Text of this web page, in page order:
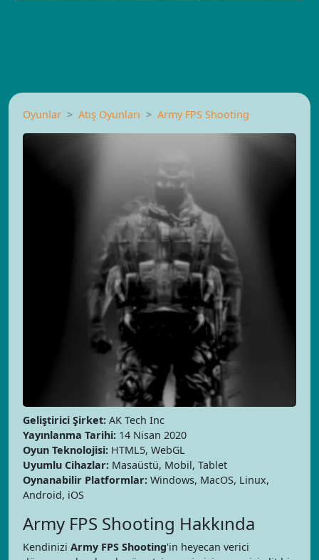
Oyunlar Atış Oyunları Army FPS Shooting
Geliştirici Şirket: AK Tech Inc
Yayınlanma Tarihi: 14 Nisan 2020
Oyun Teknolojisi: HTML5, WebGL
Uyumlu Cihazlar: Masaüstü, Mobil, Tablet
Oynanabilir Platformlar: Windows, MacOS, Linux,
Android, iOS
Army FPS Shooting Hakkında
Kendinizi Army FPS Shooting'in heyecan verici